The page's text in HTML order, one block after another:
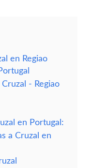
en Regiao
- Regiao
en Portugal:
a Cruzal en